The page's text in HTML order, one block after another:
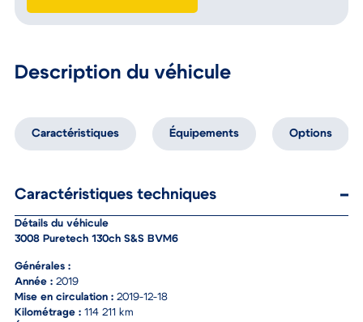
Description du véhicule
Caractéristiques Équipements Options
Caractéristiques techniques
Détails du véhicule
3008 Puretech 130ch S&S BVM6
Générales :
Année : 2019
Mise en circulation : 2019-12-18
Kilométrage : 114 211 km